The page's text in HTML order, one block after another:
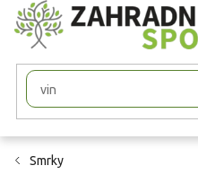
Přejít
na
obsah
Smrky